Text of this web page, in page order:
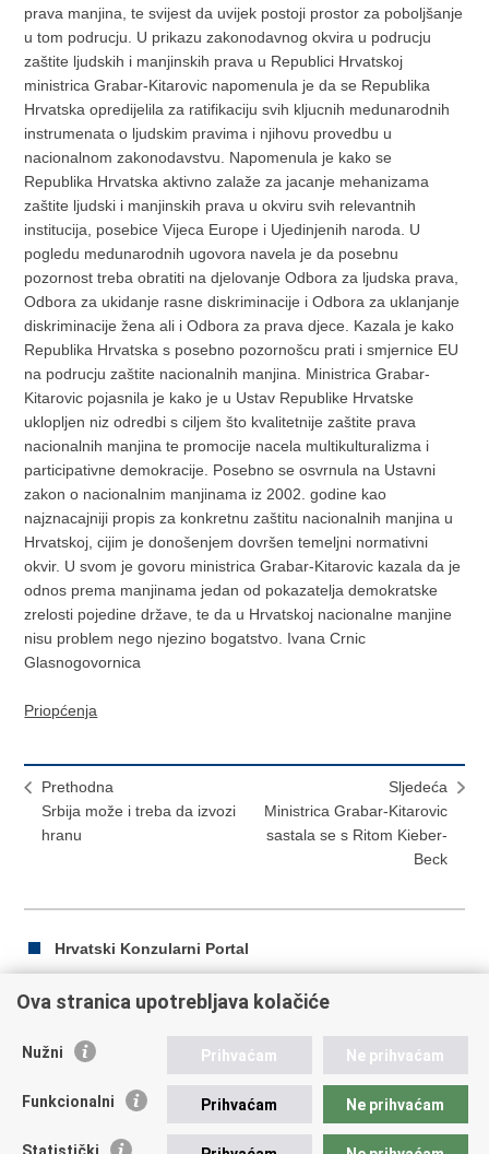
prava manjina, te svijest da uvijek postoji prostor za poboljšanje
u tom podrucju. U prikazu zakonodavnog okvira u podrucju
zaštite ljudskih i manjinskih prava u Republici Hrvatskoj
ministrica Grabar-Kitarovic napomenula je da se Republika
Hrvatska opredijelila za ratifikaciju svih kljucnih medunarodnih
instrumenata o ljudskim pravima i njihovu provedbu u
nacionalnom zakonodavstvu. Napomenula je kako se
Republika Hrvatska aktivno zalaže za jacanje mehanizama
zaštite ljudski i manjinskih prava u okviru svih relevantnih
institucija, posebice Vijeca Europe i Ujedinjenih naroda. U
pogledu medunarodnih ugovora navela je da posebnu
pozornost treba obratiti na djelovanje Odbora za ljudska prava,
Odbora za ukidanje rasne diskriminacije i Odbora za uklanjanje
diskriminacije žena ali i Odbora za prava djece. Kazala je kako
Republika Hrvatska s posebno pozornošcu prati i smjernice EU
na podrucju zaštite nacionalnih manjina. Ministrica Grabar-
Kitarovic pojasnila je kako je u Ustav Republike Hrvatske
uklopljen niz odredbi s ciljem što kvalitetnije zaštite prava
nacionalnih manjina te promocije nacela multikulturalizma i
participativne demokracije. Posebno se osvrnula na Ustavni
zakon o nacionalnim manjinama iz 2002. godine kao
najznacajniji propis za konkretnu zaštitu nacionalnih manjina u
Hrvatskoj, cijim je donošenjem dovršen temeljni normativni
okvir. U svom je govoru ministrica Grabar-Kitarovic kazala da je
odnos prema manjinama jedan od pokazatelja demokratske
zrelosti pojedine države, te da u Hrvatskoj nacionalne manjine
nisu problem nego njezino bogatstvo. Ivana Crnic
Glasnogovornica
Priopćenja
Prethodna
Srbija može i treba da izvozi
hranu
Sljedeća
Ministrica Grabar-Kitarovic
sastala se s Ritom Kieber-
Beck
Hrvatski Konzularni Portal
Ispiši
Podijeli
Facebooku
Twitteru
Republika Hrvatska
Ova stranica upotrebljava kolačiće
Nužni Prihvaćam Ne prihvaćam
Funkcionalni Prihvaćam Ne prihvaćam